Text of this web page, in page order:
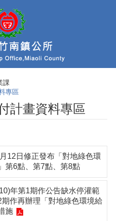
課
專區
計畫資料專區
12日修正發布「對地綠色環
第6點、第7點、第8點
年第1期作公告缺水停灌範
作再辦理「對地綠色環境給
施